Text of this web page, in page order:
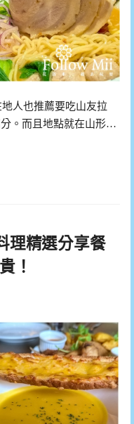
人也推薦要吃山友拉
。而且地點就在山形…
理精選分享餐
！